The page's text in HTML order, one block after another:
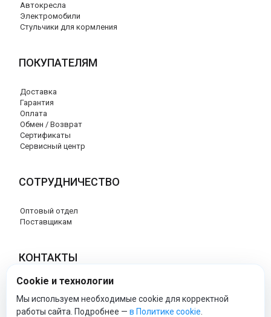
Автокресла
Электромобили
Стульчики для кормления
ПОКУПАТЕЛЯМ
Доставка
Гарантия
Оплата
Обмен / Возврат
Сертификаты
Сервисный центр
СОТРУДНИЧЕСТВО
Оптовый отдел
Поставщикам
КОНТАКТЫ
8 (800) 707-17-56
info@peg-perego-market.ru
Cookie и технологии
Мы используем необходимые cookie для корректной
работы сайта. Подробнее — в Политике cookie